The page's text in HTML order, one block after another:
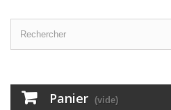
Panier (vide)